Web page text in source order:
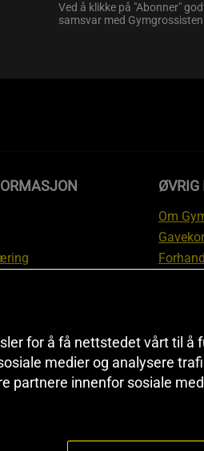
Ved å klikke på "Abonner"
samsvar med
og
ØVRIG
Om
Sitemap
Black
Artikler
for å få nettstedet vårt til å
medier og analysere
partnere innenfor sosiale